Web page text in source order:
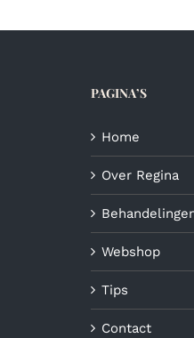
PAGINA’S
Home
Over Regina
Webshop
Tips
Contact